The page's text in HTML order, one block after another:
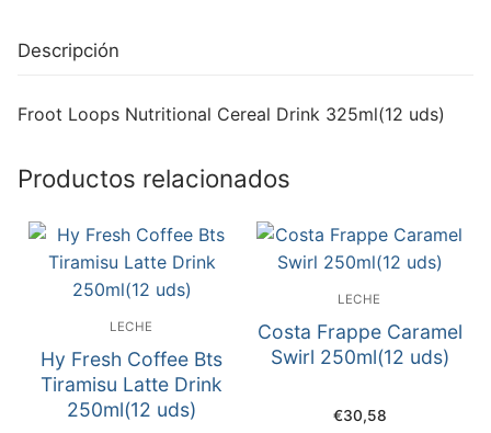
Descripción
Froot Loops Nutritional Cereal Drink 325ml(12 uds)
Productos relacionados
LECHE
Hy Fresh Coffee Bts
Tiramisu Latte Drink
250ml(12 uds)
LECHE
Costa Frappe Caramel
Swirl 250ml(12 uds)
€30,58